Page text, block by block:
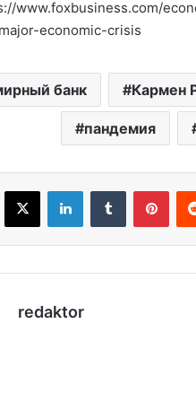
www.foxbusiness.com/
economic-crisis
банк Кармен
пандемия
redaktor